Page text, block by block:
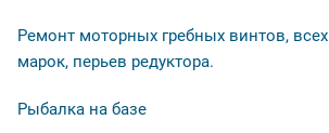
Ремонт моторных гребных винтов, всех
марок, перьев редуктора.
Рыбалка на базе